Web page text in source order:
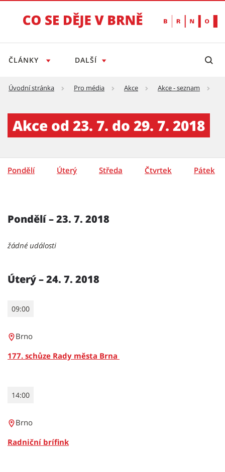
ČLÁNKY DALŠÍ
Úvodní stránka Pro média Akce Akce - seznam
Akce od 23. 7. do 29. 7. 2018
Pondělí Úterý Středa Čtvrtek Pátek
Pondělí – 23. 7. 2018
žádné události
Úterý – 24. 7. 2018
09:00
Brno
177. schůze Rady města Brna
14:00
Brno
Radniční brífink